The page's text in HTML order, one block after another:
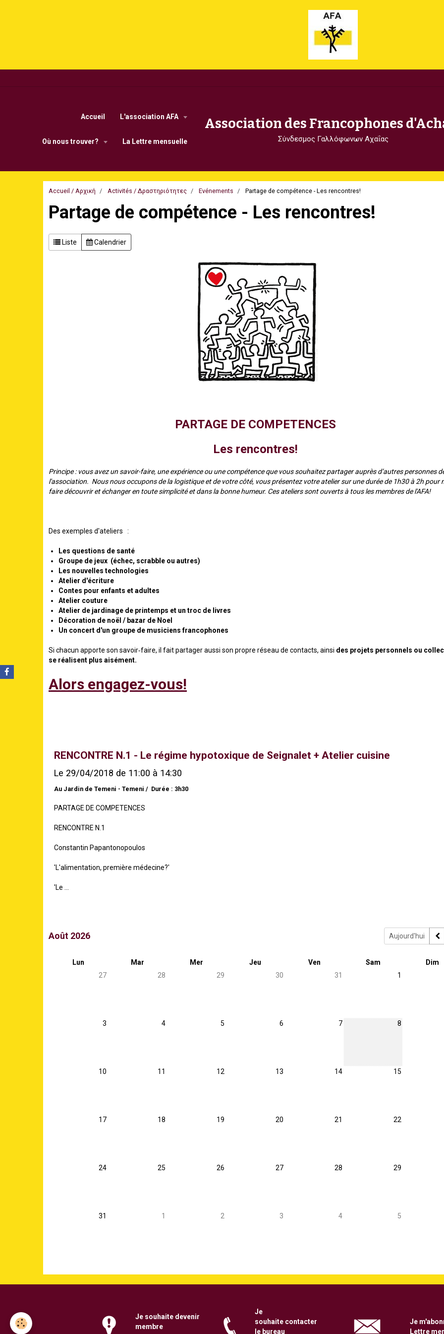
Accueil L'association AFA
Οù nous trouver? La Lettre mensuelle
Association des Francophones
Σύνδεσμος Γαλλόφωνων Αχαΐας
Accueil / Αρχική Activités / Δραστηριότητες Evénements Partage de compétence - Les rencontres!
Partage de compétence - Les rencontres!
Liste Calendrier
PARTAGE DE COMPETENCES
Les rencontres!
Principe : vous avez un savoir-faire, une expérience ou une compétence que vous souhaitez partager auprès d’autres personnes
l'association. Nous nous occupons de la logistique et de votre côté, vous présentez votre atelier sur une durée de 1h30 à 2h pour
faire découvrir et échanger en toute simplicité et dans la bonne humeur. Ces ateliers sont ouverts à tous les membres de l'AFA!
Des exemples d'ateliers :
Les questions de santé
Groupe de jeux (échec, scrabble ou autres)
Les nouvelles technologies
Atelier d'écriture
Contes pour enfants et adultes
Atelier couture
Atelier de jardinage de printemps et un troc de livres
Décoration de noël / bazar de Noel
Un concert d'un groupe de musiciens francophones
Si chacun apporte son savoir‐faire, il fait partager aussi son propre réseau de contacts, ainsi des projets personnels ou
se réalisent plus aisément.
Alors engagez-vous!
RENCONTRE N.1 - Le régime hypotoxique de Seignalet + Atelier cuisine
Le 29/04/2018 de 11:00 à 14:30
Au Jardin de Temeni - Temeni Durée : 3h30
PARTAGE DE COMPETENCES
RENCONTRE N.1
Constantin Papantonopoulos
'L'alimentation, première médecine?'
'Le ...
Août 2026 Aujourd'hui
Lun Mar Mer Jeu Ven Sam
Dim
27
28 29 30 31 1
3 4 5 6 7 8
10 11 12 13 14 15
17 18 19 20 21 22
24 25 26 27 28 29
31 1 2 3 4 5
Je souhaite devenir
membre
Je
souhaite contacter
le bureau
Je
Lettre